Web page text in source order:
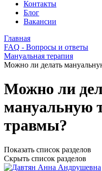
Контакты
Блог
Вакансии
Главная
FAQ - Вопросы и ответы
Мануальная терапия
Можно ли делать
Можно ли
мануальную
травмы?
Показать список разделов
Скрыть список разделов